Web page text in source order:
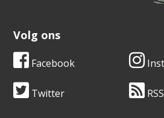
Volg ons
Facebook
Twitter RSS